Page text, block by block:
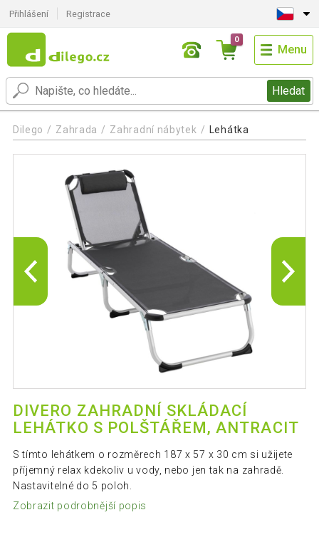
Přihlášení Registrace
Hledat
0
Menu
Dilego Zahrada Zahradní nábytek Lehátka
DIVERO ZAHRADNÍ SKLÁDACÍ
LEHÁTKO S POLŠTÁŘEM, ANTRACIT
S tímto lehátkem o rozměrech 187 x 57 x 30 cm si užijete
příjemný relax kdekoliv u vody, nebo jen tak na zahradě.
Nastavitelné do 5 poloh.
Zobrazit podrobnější popis